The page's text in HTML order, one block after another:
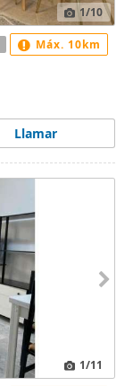
1/10
Llamar
Máx. 10km
1/11